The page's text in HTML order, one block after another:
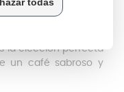
elegante y clásico
la elección perfecta
un café sabroso y